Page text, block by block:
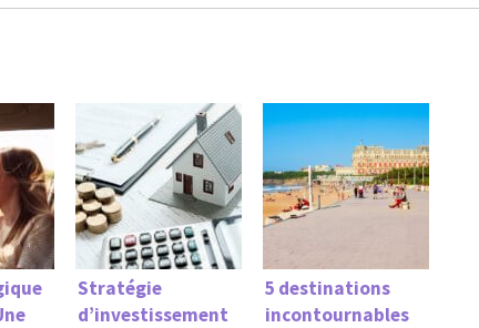
Stratégie
d’investissement
5 destinations
incontournables